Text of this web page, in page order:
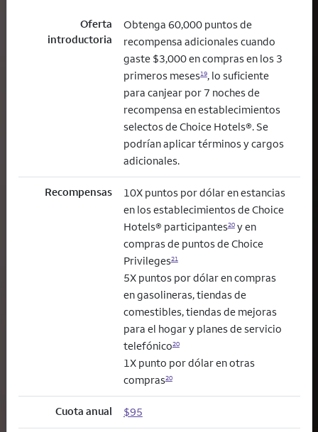
Oferta
introductoria
Obtenga 60,000 puntos de
recompensa adicionales cuando
gaste $3,000 en compras en los 3
primeros meses19, lo suficiente
para canjear por 7 noches de
recompensa en establecimientos
selectos de Choice Hotels®. Se
podrían aplicar términos y cargos
adicionales.
Recompensas
10X puntos por dólar en estancias
en los establecimientos de Choice
Hotels® participantes20y en
compras de puntos de Choice
Privileges21
5X puntos por dólar en compras
en gasolineras, tiendas de
comestibles, tiendas de mejoras
para el hogar y planes de servicio
telefónico20
1X punto por dólar en otras
compras20
Cuota anual $95